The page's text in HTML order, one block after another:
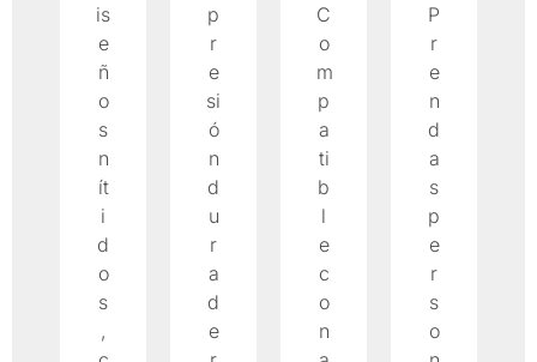
is
e
ñ
o
s
n
ít
i
d
o
s
,
p
r
e
si
ó
n
d
u
r
a
d
e
C
o
m
p
a
ti
b
l
e
c
o
n
P
r
e
n
d
a
s
p
e
r
s
o